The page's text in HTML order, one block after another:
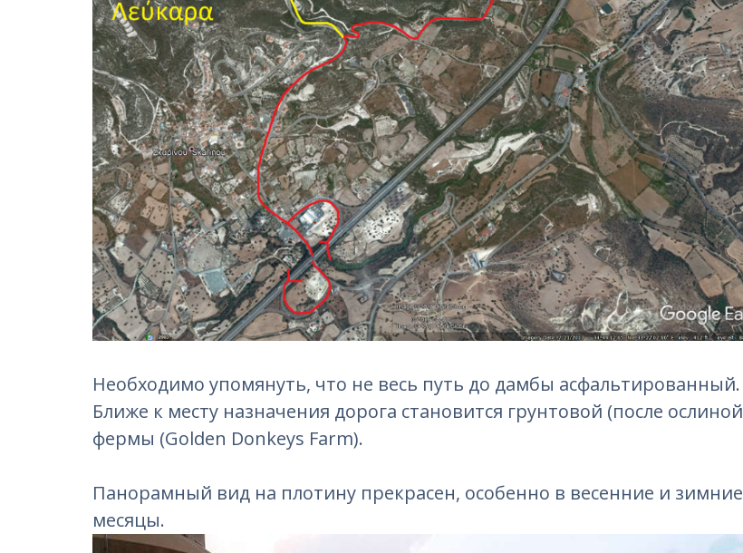
Необходимо упомянуть, что не весь путь до дамбы асфальтированный.
Ближе к месту назначения дорога становится грунтовой (после ослиной
фермы (Golden Donkeys Farm).
Панорамный вид на плотину прекрасен, особенно в весенние и зимние
месяцы.